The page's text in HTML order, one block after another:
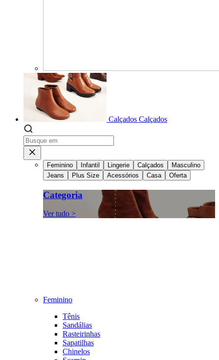
Calçados Calçados
Feminino Infantil Lingerie Calçados
Masculino
Jeans
Plus Size Acessórios Casa Oferta
Categoria
Ver tudo >
Feminino
Tênis
Sandálias
Rasteirinhas
Sapatilhas
Chinelos